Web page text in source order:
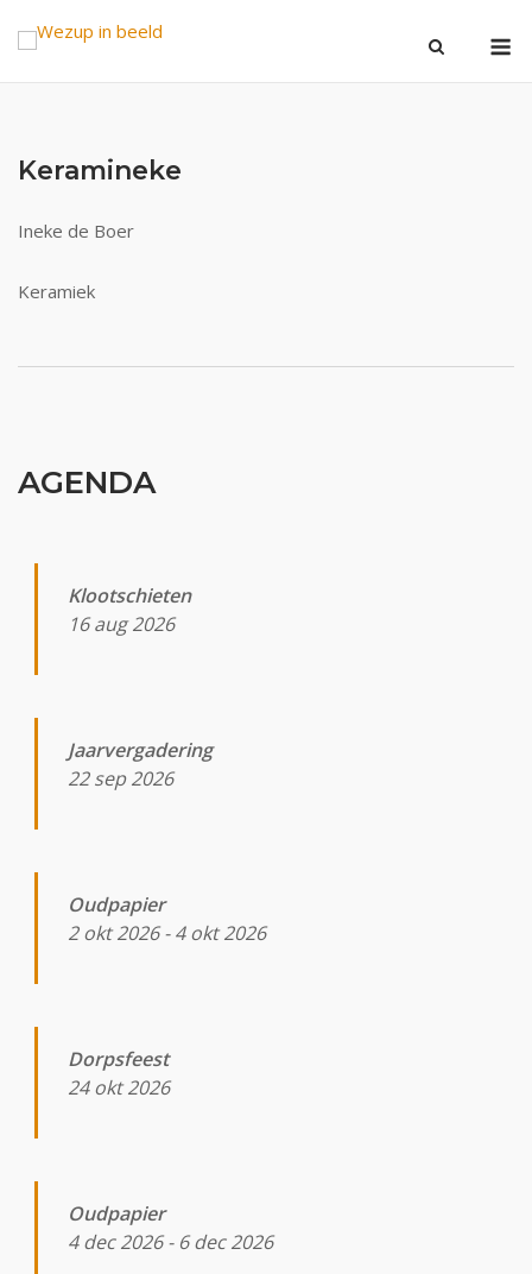
naar
Keramineke
Ineke de Boer
Keramiek
AGENDA
Klootschieten
16 aug 2026
Jaarvergadering
22 sep 2026
Oudpapier
2 okt 2026-4 okt 2026
Dorpsfeest
24 okt 2026
Oudpapier
4 dec 2026- 6 dec 2026